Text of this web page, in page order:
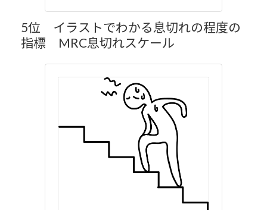
5位 イラストでわかる息切れの程度の
指標 MRC息切れスケール